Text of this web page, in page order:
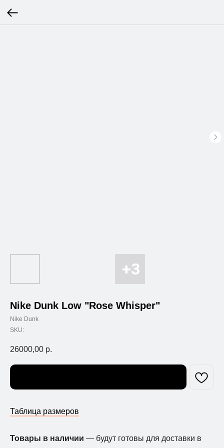
Nike Dunk Low "Rose Whisper"
Nike Dunk
SKU:
26000,00 р.
Таблица размеров
Товары в наличии — будут готовы для доставки в